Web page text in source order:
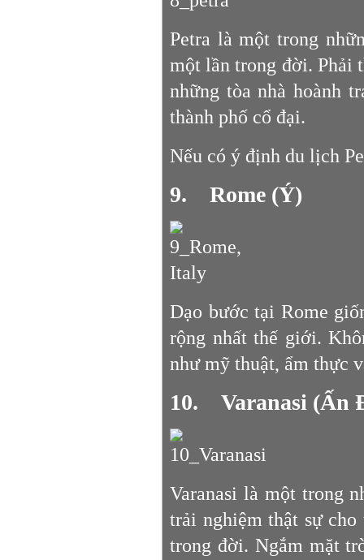
Petra là một trong
một lần trong đời. Phải
những tòa nhà hoành
thành phố cổ đại.
Nếu có ý định du lịch
9. Rome (Ý)
Dạo bước tại Rome
rộng nhất thế giới.
như mỹ thuật, ẩm thực
10. Varanasi (Ấn
Varanasi là một trong
trải nghiệm thật sự
trong đời. Ngắm mặt